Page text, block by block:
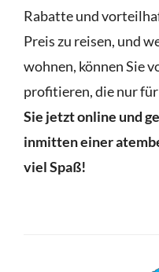
Rabatte und
Preis zu reisen, und
wohnen, können Sie
profitieren, die nur
Sie jetzt online und
inmitten einer
viel Spaß!